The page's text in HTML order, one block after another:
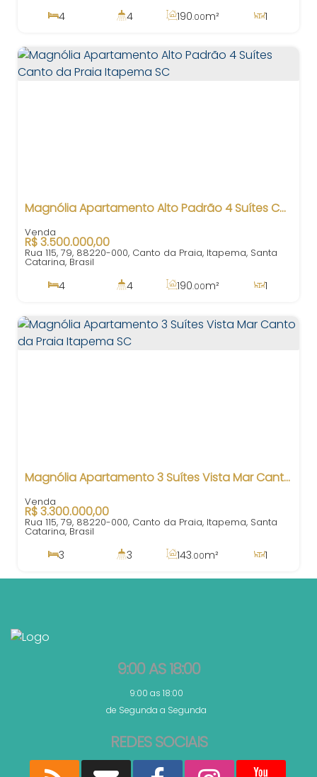
4 4 190.00m²
1
Magnólia Apartamento Alto Padrão 4 Suítes Canto da Praia Itapema SC
R$3.500.000,00
Rua 115, 79, 88220-000, Canto da Praia, Itapema, Santa
Catarina, Brasil
4 4 190.00m²
1
Magnólia Apartamento 3 Suítes Vista Mar Canto da Praia Itapema SC
R$3.300.000,00
Rua 115, 79, 88220-000, Canto da Praia, Itapema, Santa
Catarina, Brasil
3 3 143.00m²
1
143
m²
9:00 AS 18:00
9:00 as 18:00
de Segunda a Segunda
REDES SOCIAIS